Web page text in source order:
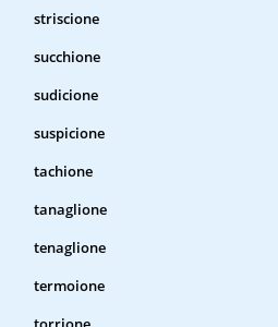
striscione
succhione
sudicione
suspicione
tachione
tanaglione
tenaglione
termoione